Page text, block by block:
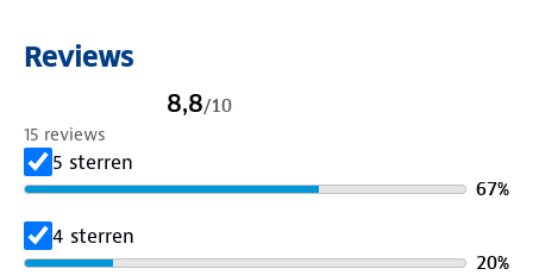
Let op: deze stekker zet geen voltage om. Geen
USB-poorten nodig? Bekijk dan de
Wereldstekker Pro 3-polig
Reviews
8,8/10
15 reviews
5 sterren
67%
4 sterren
20%